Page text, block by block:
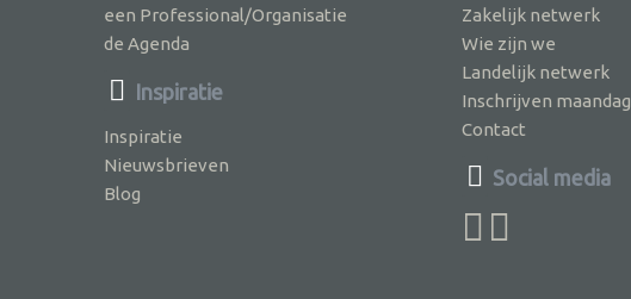
een Professional/Organisatie
de Agenda
Inspiratie
Inspiratie
Nieuwsbrieven
Blog
Zakelijk netwerk
Wie zijn we
Landelijk netwerk
Inschrijven
Contact
Social media